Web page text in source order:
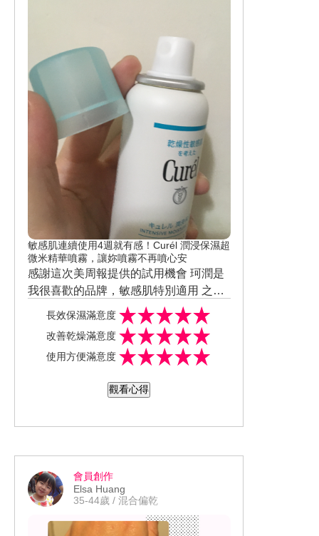
敏感肌連續使用4週就有感！Curél 潤浸保濕超
微米精華噴霧，讓妳噴霧不再噴心安
感謝這次美周報提供的試用機會 珂潤是
我很喜歡的品牌，敏感肌特別適用 之前
使用過保濕系列及隔離霜，蜜粉 這次的
新品保濕超微米精華噴霧使用起來很方
便，瓶身很有質感 噴霧非常細緻，洗完
臉後使用超舒服 也適合攜帶隨時使用 味
長效保濕滿意度
改善乾燥滿意度
使用方便滿意度
觀看心得
會員創作
Elsa Huang
35-44歲 / 混合偏乾